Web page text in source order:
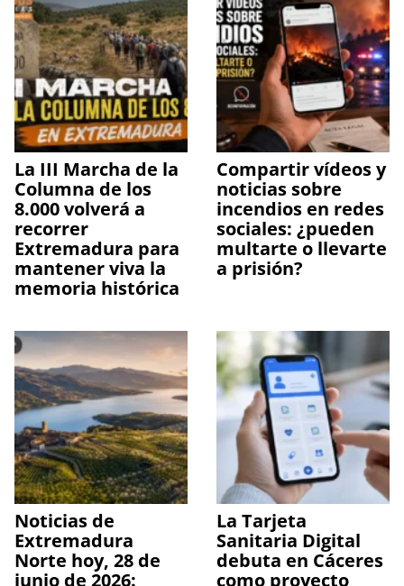
La III Marcha de la
Columna de los
8.000 volverá a
recorrer
Extremadura para
mantener viva la
memoria histórica
Compartir vídeos y
noticias sobre
incendios en redes
sociales: ¿pueden
multarte o llevarte
a prisión?
Noticias de
Extremadura
Norte hoy, 28 de
junio de 2026:
La Tarjeta
Sanitaria Digital
debuta en Cáceres
como proyecto